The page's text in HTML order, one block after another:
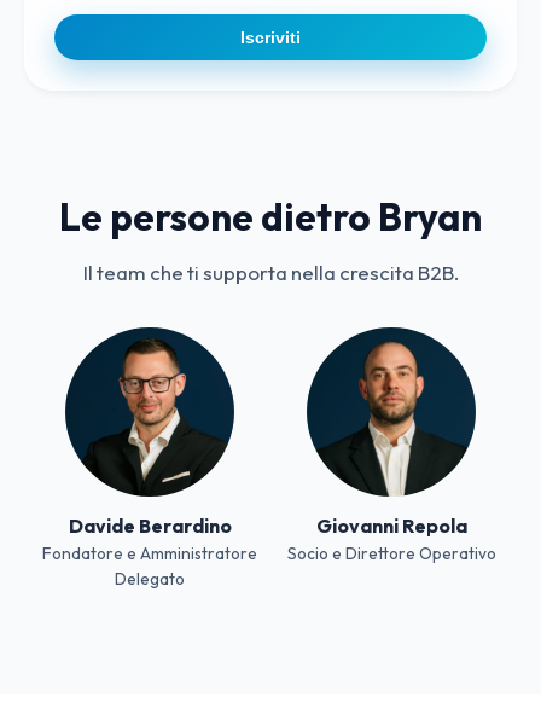
Iscriviti
Le persone dietro Bryan
Il team che ti supporta nella crescita B2B.
Davide Berardino
Fondatore e Amministratore
Delegato
Giovanni Repola
Socio e Direttore Operativo